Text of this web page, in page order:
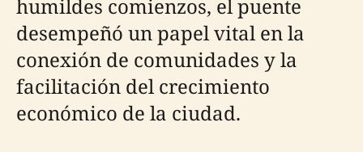
humildes comienzos, el puente
desempeñó un papel vital en la
conexión de comunidades y la
facilitación del crecimiento
económico de la ciudad.